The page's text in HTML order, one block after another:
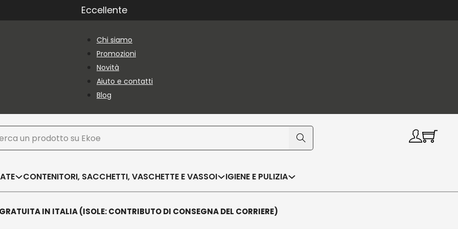
Eccellente
Chi siamo
Promozioni
Novità
Aiuto e contatti
Blog
CONTENITORI, SACCHETTI, VASCHETTE E VASSOI IGIENE E PULIZIA
IN ITALIA (ISOLE: CONTRIBUTO DI CONSEGNA DEL CORRIERE)